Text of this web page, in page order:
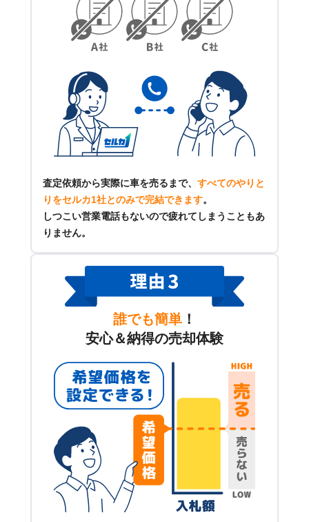
査定依頼から実際に車を売るまで、 すべてのやりと
りをセルカ1社とのみで完結できます。
しつこい営業電話もないので疲れてしまうこともあ
りません。
誰でも簡単 ！
安心＆納得の売却体験